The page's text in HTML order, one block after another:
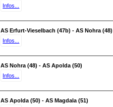
Infos...
AS Erfurt-Vieselbach (47b) - AS Nohra (48)
Infos...
AS Nohra (48) - AS Apolda (50)
Infos...
AS Apolda (50) - AS Magdala (51)